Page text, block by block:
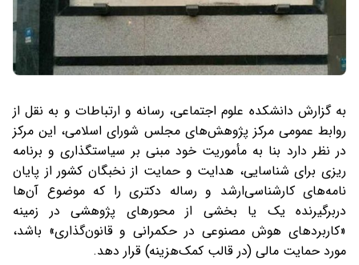
به گزارش دانشکده علوم اجتماعی، رسانه و ارتباطات و به نقل از
روابط عمومی مرکز پژوهش‌های مجلس شورای اسلامی، این مرکز
در نظر دارد بنا به مأموریت خود مبنی بر سیاستگذاری و برنامه
ریزی برای شناسایی، هدایت و حمایت از نخبگان کشور از پایان
نامه‌های کارشناسی‌ارشد و رساله دکتری را که موضوع آن‌ها
دربرگیرنده یک یا بخشی از محورهای پژوهشی در زمینه
«کاربردهای هوش مصنوعی در حکمرانی و قانون‌گذاری» باشد،
مورد حمایت مالی (در قالب کمک‌هزینه) قرار دهد.